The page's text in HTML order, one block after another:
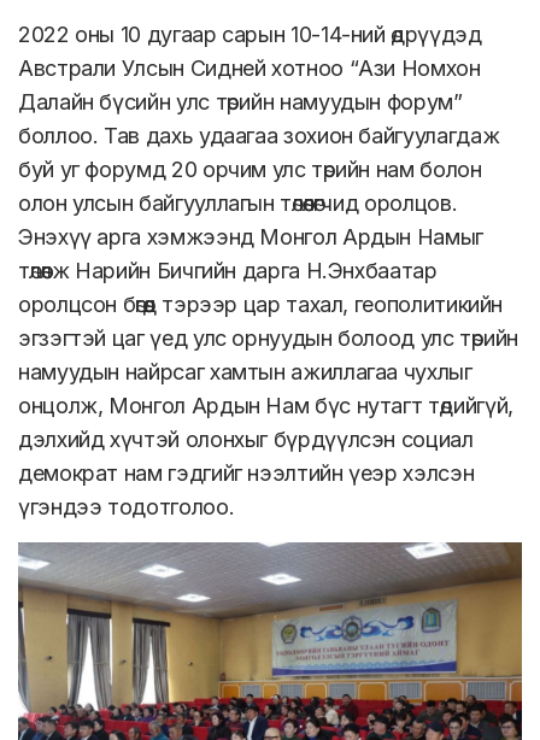
2022 оны 10 дугаар сарын 10-14-ний өдрүүдэд
Австрали Улсын Сидней хотноо “Ази Номхон
Далайн бүсийн улс төрийн намуудын форум”
боллоо. Тав дахь удаагаа зохион байгуулагдаж
буй уг форумд 20 орчим улс төрийн нам болон
олон улсын байгууллагын төлөөлөгчид оролцов.
Энэхүү арга хэмжээнд Монгол Ардын Намыг
төлөөлж Нарийн Бичгийн дарга Н.Энхбаатар
оролцсон бөгөөд тэрээр цар тахал, геополитикийн
эгзэгтэй цаг үед улс орнуудын болоод улс төрийн
намуудын найрсаг хамтын ажиллагаа чухлыг
онцолж, Монгол Ардын Нам бүс нутагт төдийгүй,
дэлхийд хүчтэй олонхыг бүрдүүлсэн социал
демократ нам гэдгийг нээлтийн үеэр хэлсэн
үгэндээ тодотголоо.